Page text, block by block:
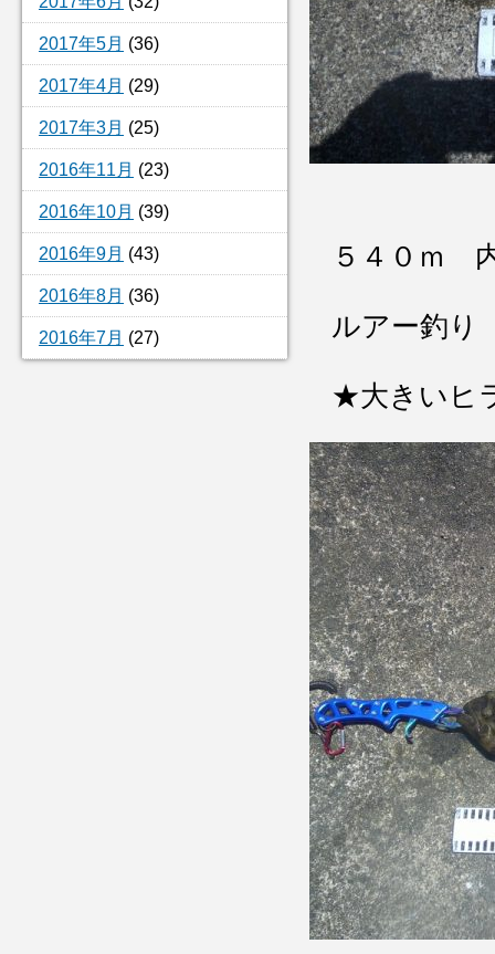
2017年5月 (36)
2017年4月 (29)
2017年3月 (25)
2016年11月 (23)
2016年10月 (39)
2016年9月 (43)
2016年8月 (36)
2016年7月 (27)
５４０ｍ
ルアー釣り
★大きいヒ